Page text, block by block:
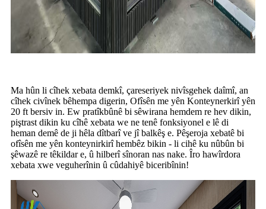
Ma hûn li cîhek xebata demkî, çareseriyek nivîsgehek daîmî, an
cîhek civînek bêhempa digerin, Ofîsên me yên Konteynerkirî yên
20 ft bersiv in. Ew pratîkbûnê bi sêwirana hemdem re hev dikin,
piştrast dikin ku cîhê xebata we ne tenê fonksiyonel e lê di
heman demê de ji hêla dîtbarî ve jî balkêş e. Pêşeroja xebatê bi
ofîsên me yên konteynirkirî hembêz bikin - li cihê ku nûbûn bi
şêwazê re têkildar e, û hilberî sînoran nas nake. Îro hawîrdora
xebata xwe veguherînin û cûdahiyê biceribînin!